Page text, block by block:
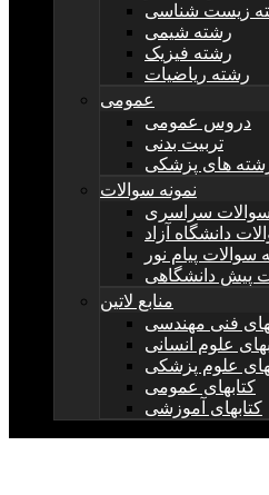
زیست شناسی
رشته شیمی
رشته فیزیک
رشته ریاضیات
عمومی
دروس عمومی
تربیت بدنی
های پزشکی
نمونه سوالات
سوالات سراسری
دانشگاه آزاد
سوالات پیام نور
پیش دانشگاهی
منابع لاتین
فنی مهندسی
علوم انسانی
علوم پزشکی
کتابهای عمومی
کتابهای آموزشی